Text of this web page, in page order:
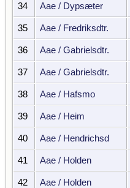
34 Aae / Dypsæter
35 Aae / Fredriksdtr.
36 Aae / Gabrielsdtr.
37 Aae / Gabrielsdtr.
38 Aae / Hafsmo
39 Aae / Heim
40 Aae / Hendrichsd
41 Aae / Holden
42 Aae / Holden